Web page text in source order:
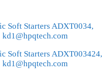
Soft Starters ADXT0034,
Soft Starters ADXT003424,